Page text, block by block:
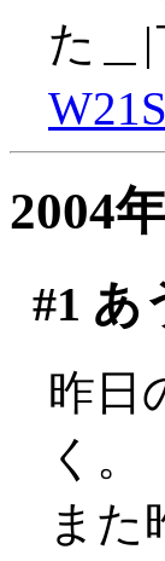
た＿|
2004
#1 あ
昨日
く。
また